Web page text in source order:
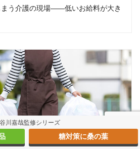
う介護の現場――低いお給料が大き
川嘉哉監修シリーズ
糖対策に桑の葉